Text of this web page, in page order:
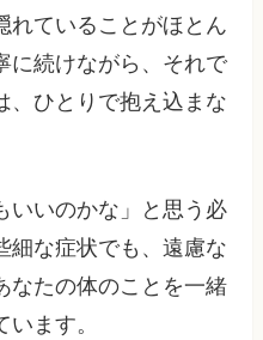
れていることがほとん
に続けながら、それで
、ひとりで抱え込まな
いいのかな」と思う必
細な症状でも、遠慮な
なたの体のことを一緒
ます。